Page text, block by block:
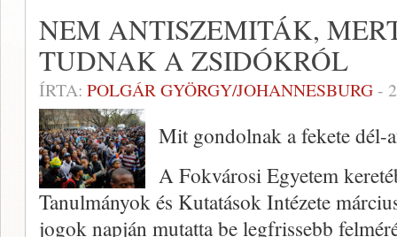
NEM ANTISZEMITÁK,
TUDNAK A ZSIDÓKRÓL
ÍRTA: POLGÁR GYÖRGY/JOHANNESBURG-
Mit gondolnak a fekete dél-
A Fokvárosi Egyetem
Tanulmányok és Kutatások Intézete
jogok napján mutatta be legfrissebb